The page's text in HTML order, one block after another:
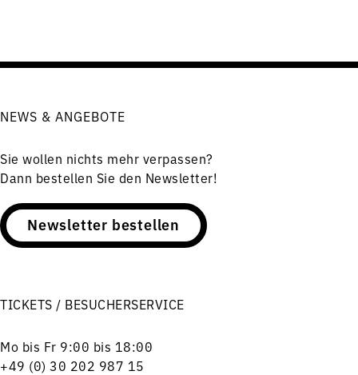
NEWS & ANGEBOTE
Sie wollen nichts mehr verpassen?
Dann bestellen Sie den Newsletter!
Newsletter bestellen
TICKETS / BESUCHERSERVICE
Mo bis Fr 9:00 bis 18:00
+49 (0) 30 202 987 15